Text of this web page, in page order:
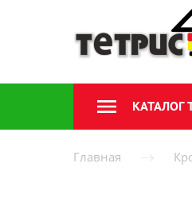
КАТАЛОГ
Главная